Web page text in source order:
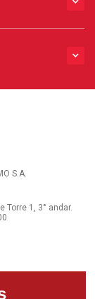
S.A.
Torre 1, 3° andar.